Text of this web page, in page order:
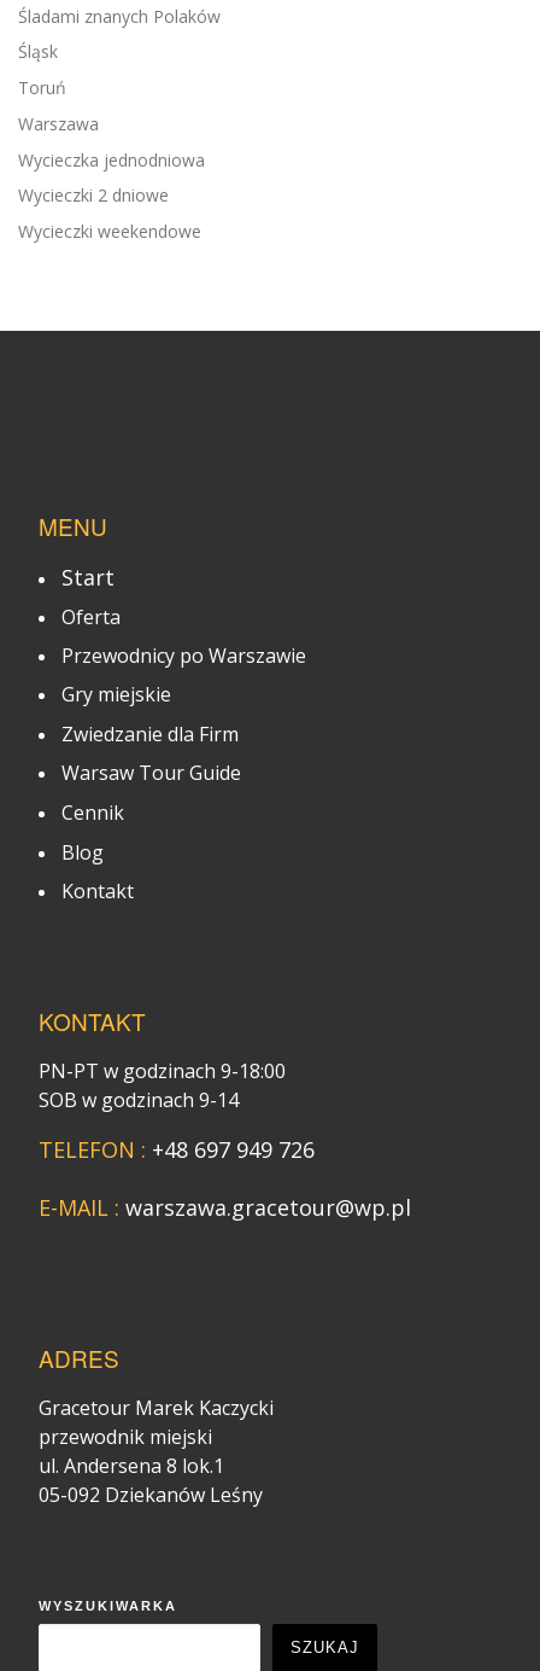
Śladami znanych Polaków
Śląsk
Toruń
Warszawa
Wycieczka jednodniowa
Wycieczki 2 dniowe
Wycieczki weekendowe
MENU
Start
Oferta
Przewodnicy po Warszawie
Gry miejskie
Zwiedzanie dla Firm
Warsaw Tour Guide
Cennik
Blog
Kontakt
KONTAKT
PN-PT w godzinach 9-18:00
SOB w godzinach 9-14
TELEFON : +48 697 949 726
E-MAIL : warszawa.gracetour@wp.pl
ADRES
Gracetour Marek Kaczycki
przewodnik miejski
ul. Andersena 8 lok.1
05-092 Dziekanów Leśny
WYSZUKIWARKA
SZUKAJ